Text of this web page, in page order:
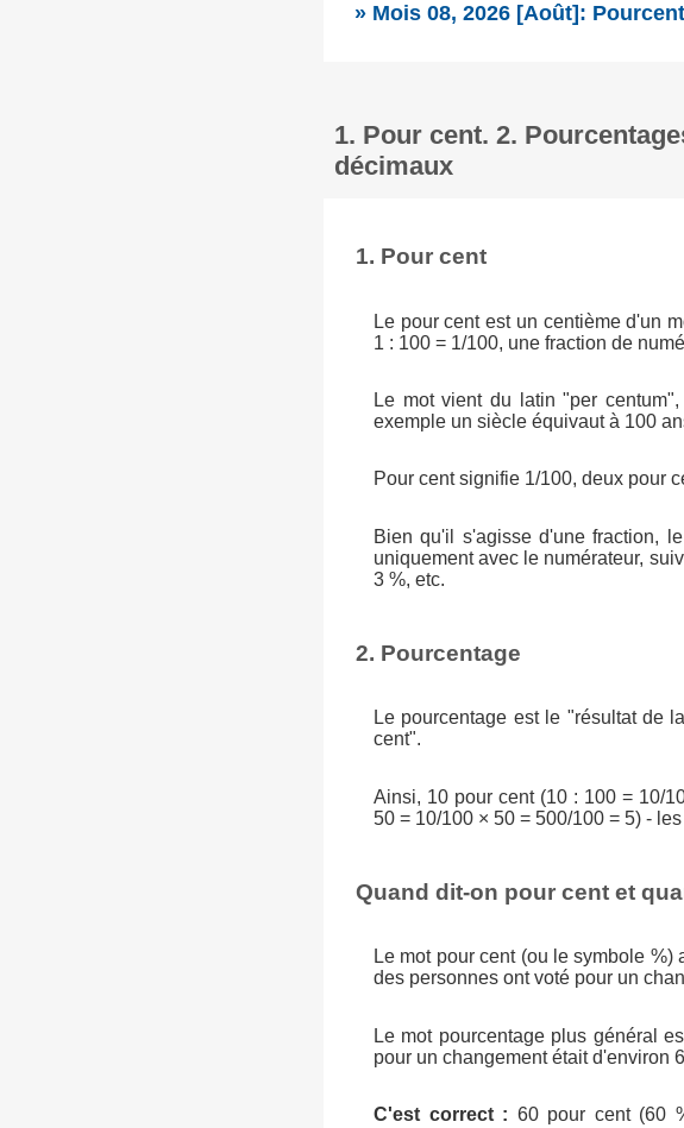
» Mois 08, 2026 [Août]:
1. Pour cent. 2.
décimaux
1. Pour cent
Le pour cent est un centième d'un
1 : 100 = 1/100, une fraction de
Le mot vient du latin "per
exemple un siècle équivaut à 100
Pour cent signifie 1/100, deux pour
Bien qu'il s'agisse d'une fraction,
uniquement avec le numérateur,
3 %, etc.
2. Pourcentage
Le pourcentage est le "résultat de
cent".
Ainsi, 10 pour cent (10 : 100 = 10/
50 = 10/100 × 50 = 500/100 = 5) -
Quand dit-on pour cent et
Le mot pour cent (ou le symbole
des personnes ont voté pour un
Le mot pourcentage plus général
pour un changement était d'environ
C'est correct : 60 pour cent (60